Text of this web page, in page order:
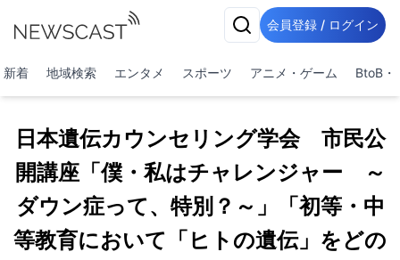
会員登録 / ログイン
新着 地域検索 エンタメ スポーツ アニメ・ゲーム BtoB・
日本遺伝カウンセリング学会 市民公
開講座「僕・私はチャレンジャー ～
ダウン症って、特別？～」「初等・中
等教育において「ヒトの遺伝」をどの